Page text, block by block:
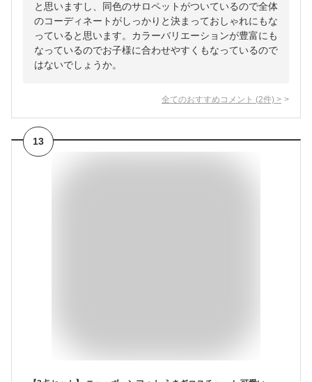
と思いますし、同色のサロペットがついているので全体
のコーディネートがしっかりと決まっておしゃれにもな
っていると思います。カラーバリエーションが豊富にも
なっているのでお子様に合わせやすくもなっているので
はないでしょうか。
全てのおすすめコメント (2件) >
13